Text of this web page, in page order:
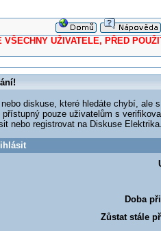
UŽIVATELE, PŘED
diskuse, které hledáte chybí, ale
přístupný pouze uživatelům s
nebo registrovat na Diskuse
Doba
Zůstat stále